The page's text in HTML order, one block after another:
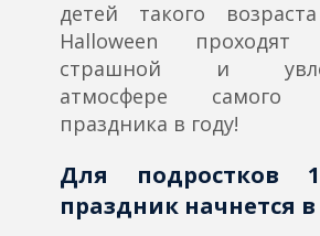
детей такого
Halloween
страшной и
атмосфере самого
праздника в году!
Для подростков
праздник начнется в